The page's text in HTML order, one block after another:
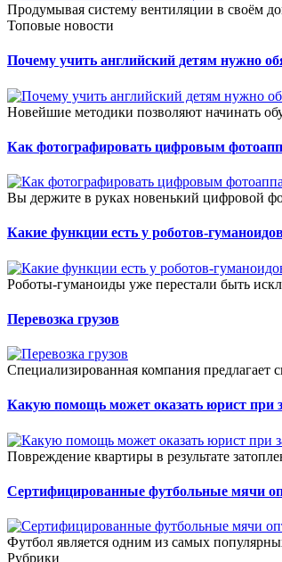
Продумывая систему вентиляции в своём
Топовые новости
Почему учить английский детям нужно
Новейшие методики позволяют начинать
Как фотографировать цифровым
Вы держите в руках новенький цифровой
Какие функции есть у роботов-
Роботы-гуманоиды уже перестали быть
Перевозка грузов
Специализированная компания предлагает
Какую помощь может оказать юрист при
Повреждение квартиры в результате
Сертифицированные футбольные мячи
Футбол является одним из самых
Рубрики